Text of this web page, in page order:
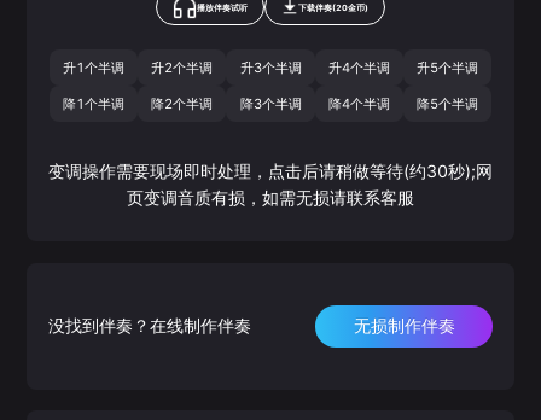
播放伴奏试听 下载伴奏(20金币)
升1个半调 升2个半调 升3个半调 升4个半调 升5个半调
降1个半调 降2个半调 降3个半调 降4个半调 降5个半调
变调操作需要现场即时处理，点击后请稍做等待(约30秒);网
页变调音质有损，如需无损请联系客服
没找到伴奏？在线制作伴奏 无损制作伴奏